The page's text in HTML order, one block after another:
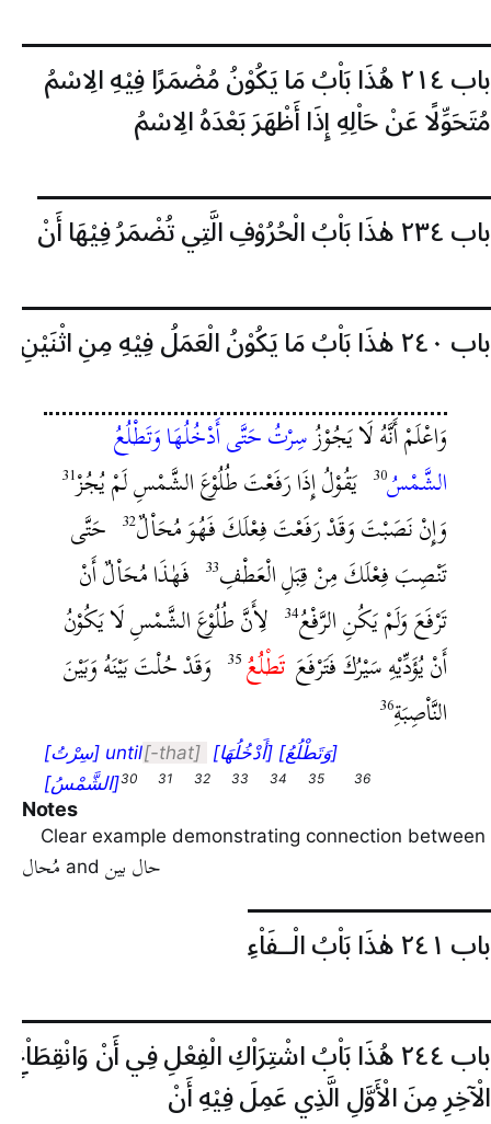
باب ٢١٤
هُذَا بَاْبُ مَا يَكُوْنُ مُضْمَرًا فِيْهِ الِاسْمُ
مُتَحَوِّلًا عَنْ حَاْلِهِ إِذَا أَظْهَرَ بَعْدَهُ الِاسْمُ
باب ٢٣٤
هٰذَا بَاْبُ الْحُرُوْفِ الَّتِي تُضْمَرُ فِيْهَا أَنْ
باب ٢٤٠
هٰذَا بَاْبُ مَا يَكُوْنُ الْعَمَلُ فِيْهِ مِنِ اثْنَيْنِ
وَاعْلَمْ أَنَّهُ لَا يَجُوْزُسِرْتُ حَتَّى أَدْخُلُهَا وَتَطْلُعُ
الشَّمْسُ
يَقُوْلُ إِذَا رَفَعْتَ طُلُوْعَ الشَّمْسِ لَمْ يُجُزْ
وَإِنْ نَصَبْتَ وَقَدْ رَفَعْتَ فِعْلَكَ فَهُوَ مُحَاْلٌ
حَتَّى
تَنْصِبَ فِعْلَكَ مِنْ قِبَلِ الْعَطْفِ
فَهٰذَا مُحَاْلٌ أَنْ
تَرْفَعَ وَلَمْ يَكُنِ الرَّفْعُ
لِأَنَّ طُلُوْعَ الشَّمْسِ لَا يَكُوْنُ
أَنْ يُؤَدِّيْهِ سَيْرُكَ فَتَرْفَعَ تَطْلُعُ
وَقَدْ حُلْتَ بَيْنَهُ وَبَيْنَ
النَّاْصِبَةِ
[سِرْتُ] until -that
[أَدْخُلُهَا] [وَتَطْلُعُ]
[الشَّمْسُ]
Notes
Clear example demonstrating connection between
مُحال and حال بين
باب ٢٤١
هٰذَا بَاْبُ الْــفَاْءِ
باب ٢٤٤
هُذَا بَاْبُ اشْتِرَاْكِ الْفِعْلِ فِي أَنْ وَانْقِطَاْعِ
الْآخِرِ مِنَ الْأَوَّلِ الَّذِي عَمِلَ فِيْهِ أَنْ